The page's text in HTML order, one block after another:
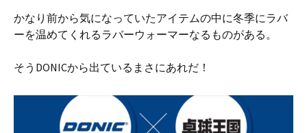
かなり前から気になっていたアイテムの中に冬季にラバ
ーを温めてくれるラバーウォーマーなるものがある。
そうDONICから出ているまさにあれだ！